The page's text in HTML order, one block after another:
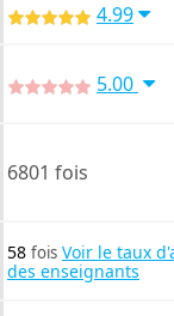
4.99
5.00
6801 fois
58 fois Voir le taux
des enseignants